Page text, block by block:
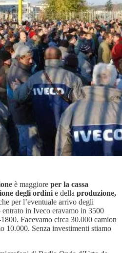
è maggiore per la cassa
degli ordini e della produzione,
per l’eventuale arrivo degli
in Iveco eravamo in 3500
Facevamo circa 30.000 camion
10.000. Senza investimenti stiamo